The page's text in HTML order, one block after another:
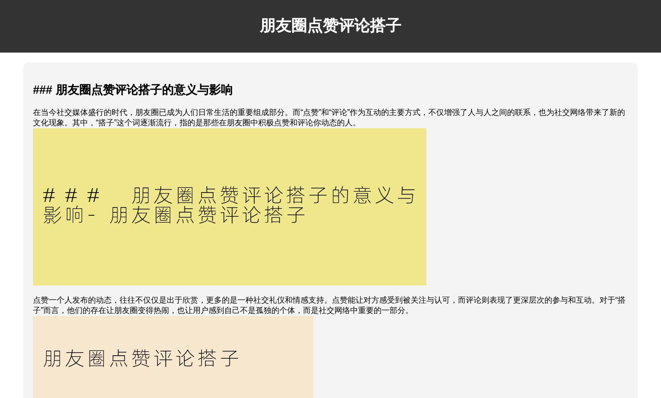
朋友圈点赞评论搭子
### 朋友圈点赞评论搭子的意义与影响
在当今社交媒体盛行的时代，朋友圈已成为人们日常生活的重要组成部分。而“点赞”和“评论”作为互动的主要方式，不仅增强了人与人之间的联系，也为社交网络带来了新的
文化现象。其中，“搭子”这个词逐渐流行，指的是那些在朋友圈中积极点赞和评论你动态的人。
点赞一个人发布的动态，往往不仅仅是出于欣赏，更多的是一种社交礼仪和情感支持。点赞能让对方感受到被关注与认可，而评论则表现了更深层次的参与和互动。对于“搭
子”而言，他们的存在让朋友圈变得热闹，也让用户感到自己不是孤独的个体，而是社交网络中重要的一部分。